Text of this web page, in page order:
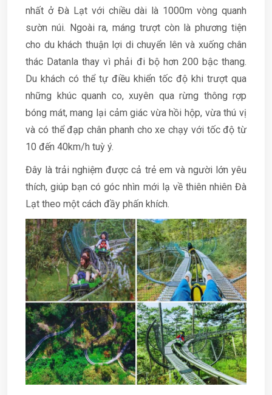
nhất ở Đà Lạt với chiều dài là 1000m vòng quanh
sườn núi. Ngoài ra, máng trượt còn là phương tiện
cho du khách thuận lợi di chuyển lên và xuống chân
thác Datanla thay vì phải đi bộ hơn 200 bậc thang.
Du khách có thể tự điều khiển tốc độ khi trượt qua
những khúc quanh co, xuyên qua rừng thông rợp
bóng mát, mang lại cảm giác vừa hồi hộp, vừa thú vị
và có thể đạp chân phanh cho xe chạy với tốc độ từ
10 đến 40km/h tuỳ ý.
Đây là trải nghiệm được cả trẻ em và người lớn yêu
thích, giúp bạn có góc nhìn mới lạ về thiên nhiên Đà
Lạt theo một cách đầy phấn khích.